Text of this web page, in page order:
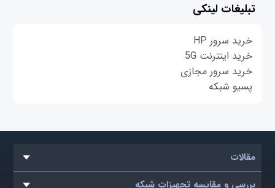
تبلیغات لینکی
خرید سرور HP
خرید اینترنت 5G
خرید سرور مجازی
پسیو شبکه
مقالات
بررسی و مقایسه تجهیزات شبکه